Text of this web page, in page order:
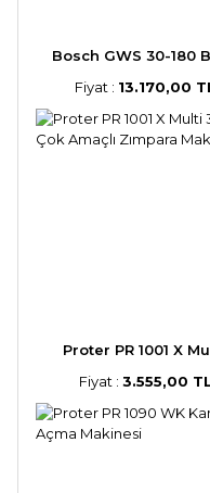
Bosch GWS 30-180
Fiyat : 13.170,00
Proter PR 1001 X
Fiyat : 3.555,00